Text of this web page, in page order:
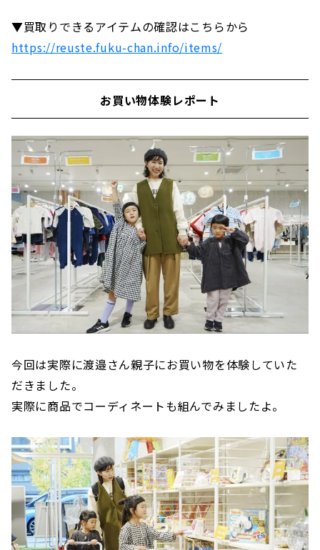
▼買取りできるアイテムの確認はこちらから
https://reuste.fuku-chan.info/items/
お買い物体験レポート
今回は実際に渡邉さん親子にお買い物を体験していた
だきました。
実際に商品でコーディネートも組んでみましたよ。